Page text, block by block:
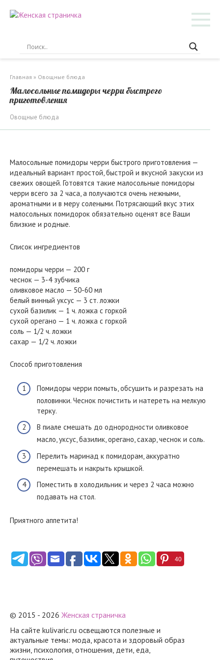
Главная » Овощные блюда
Малосольные помидоры черри быстрого
приготовления
Овощные блюда
Малосольные помидоры черри быстрого приготовления —
идеальный вариант простой, быстрой и вкусной закуски из
свежих овощей. Готовятся такие малосольные помидоры
черри всего за 2 часа, а получаются очень нежными,
ароматными и в меру солеными. Потрясающий вкус этих
малосольных помидорок обязательно оценят все Ваши
близкие и родные.
Список ингредиентов
помидоры черри — 200 г
чеснок — 3-4 зубчика
оливковое масло — 50-60 мл
белый винный уксус — 3 ст. ложки
сухой базилик — 1 ч. ложка с горкой
сухой орегано — 1 ч. ложка с горкой
соль — 1/2 ч. ложки
сахар — 1/2 ч. ложки
Способ приготовления
Помидоры черри помыть, обсушить и разрезать на
половинки. Чеснок почистить и натереть на мелкую
терку.
В пиале смешать до однородности оливковое
масло, уксус, базилик, орегано, сахар, чеснок и соль.
Перелить маринад к помидорам, аккуратно
перемешать и накрыть крышкой.
Поместить в холодильник и через 2 часа можно
подавать на стол.
Приятного аппетита!
40
© 2015 - 2026 Женская страничка
На сайте kulivaric.ru освещаются полезные и
актуальные темы: мода, красота и здоровый образ
жизни, психология, отношения, дети, еда,